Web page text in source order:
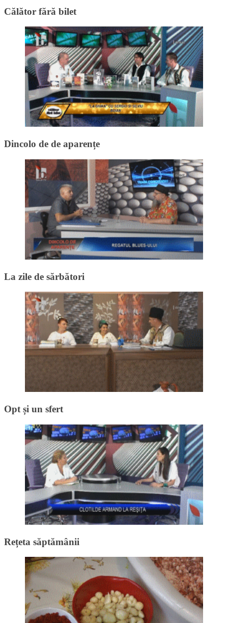
Călător fără bilet
Dincolo de de aparențe
La zile de sărbători
Opt și un sfert
Rețeta săptămânii